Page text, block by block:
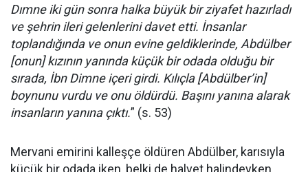
Dımne iki gün sonra halka büyük bir ziyafet hazırladı
ve şehrin ileri gelenlerini davet etti. İnsanlar
toplandığında ve onun evine geldiklerinde, Abdülber
[onun] kızının yanında küçük bir odada olduğu bir
sırada, İbn Dimne içeri girdi. Kılıçla [Abdülber’in]
boynunu vurdu ve onu öldürdü. Başını yanına alarak
insanların yanına çıktı.” (s. 53)
Mervani emirini kalleşçe öldüren Abdülber, karısıyla
küçük bir odada iken, belki de halvet halindeyken,